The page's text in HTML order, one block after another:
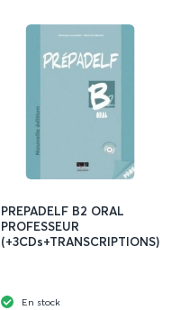
PREPADELF B2 ORAL
PROFESSEUR
(+3CDs+TRANSCRIPTIONS)
En stock